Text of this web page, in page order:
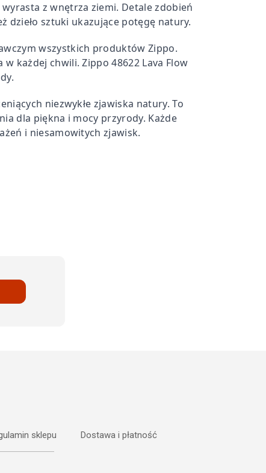
z wnętrza ziemi. Detale zdobień
dzieło sztuki ukazujące potęgę natury.
wszystkich produktów Zippo.
każdej chwili. Zippo 48622 Lava Flow
niezwykłe zjawiska natury. To
dla piękna i mocy przyrody. Każde
i niesamowitych zjawisk.
sklepu Dostawa i płatność